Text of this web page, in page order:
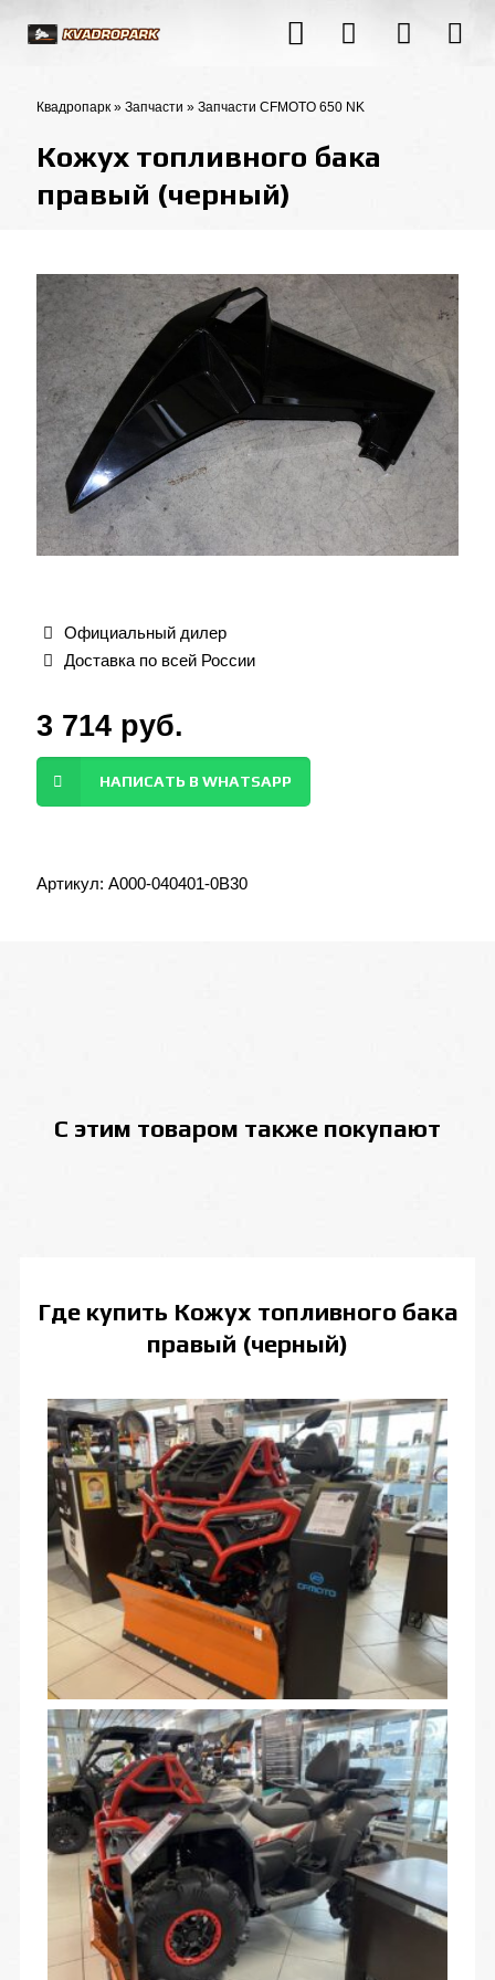
Квадропарк » Запчасти » Запчасти CFMOTO 650 NK
Кожух топливного бака
правый (черный)
Официальный дилер
Доставка по всей России
3 714 руб.
НАПИСАТЬ В WHATSAPP
Артикул: A000-040401-0B30
С этим товаром также покупают
Где купить Кожух топливного бака
правый (черный)